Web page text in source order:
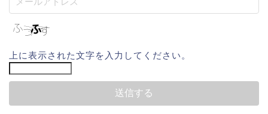
上に表示された文字を入力してください。